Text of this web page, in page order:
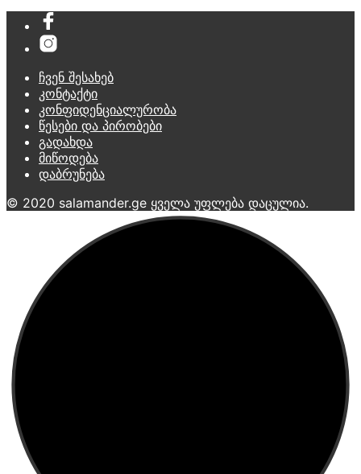
ჩვენ შესახებ
კონტაქტი
კონფიდენციალურობა
წესები და პირობები
გადახდა
მიწოდება
დაბრუნება
© 2020 salamander.ge ყველა უფლება დაცულია.